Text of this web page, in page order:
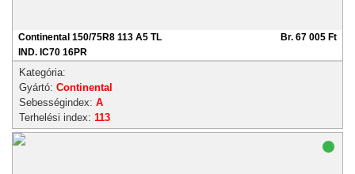
Continental 150/75R8 113 A5 TL
IND. IC70 16PR
Br. 67 005 Ft
Kategória:
Gyártó: Continental
Sebességindex: A
Terhelési index: 113